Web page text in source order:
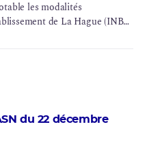
les modalités
de La Hague (INB
du 22 décembre